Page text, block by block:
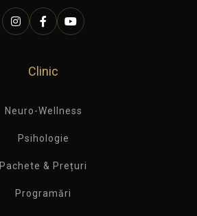
Clinic
Neuro-Wellness
Psihologie
Pachete & Prețuri
Programări